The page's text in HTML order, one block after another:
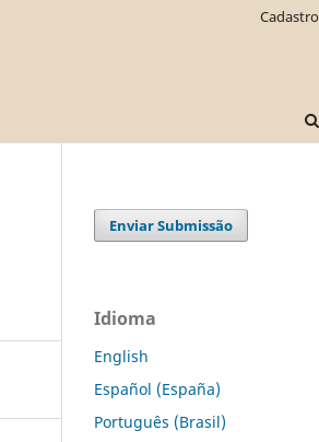
Cadastro
Enviar Submissão
Idioma
English
Español (España)
Português (Brasil)